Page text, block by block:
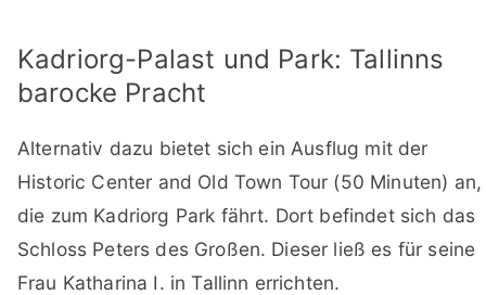
Kadriorg-Palast und Park: Tallinns
barocke Pracht
Alternativ dazu bietet sich ein Ausflug mit der
Historic Center and Old Town Tour (50 Minuten) an,
die zum Kadriorg Park fährt. Dort befindet sich das
Schloss Peters des Großen. Dieser ließ es für seine
Frau Katharina I. in Tallinn errichten.